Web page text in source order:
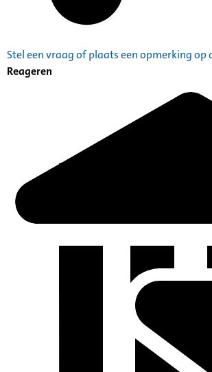
Stel een vraag of plaats een opmerking op
Reageren